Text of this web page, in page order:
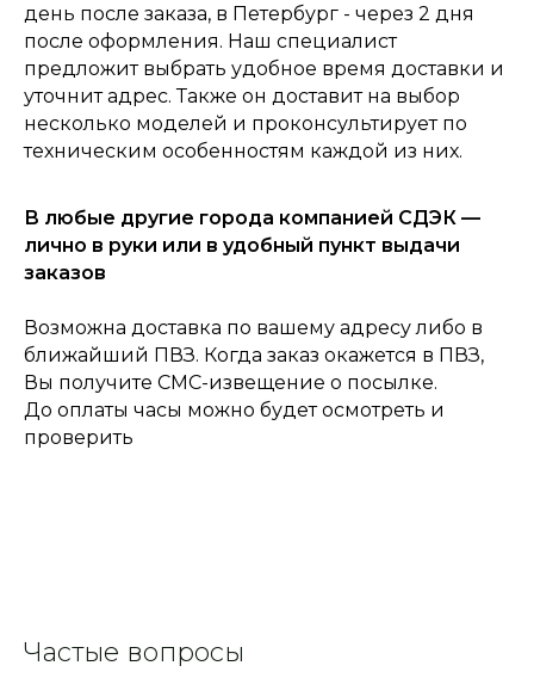
Главная Каталог
Консультация Корзина
0
день после заказа, в Петербург - через 2 дня
после оформления. Наш специалист
предложит выбрать удобное время доставки и
уточнит адрес. Также он доставит на выбор
несколько моделей и проконсультирует по
техническим особенностям каждой из них.
В любые другие города компанией СДЭК —
лично в руки или в удобный пункт выдачи
заказов
Возможна доставка по вашему адресу либо в
ближайший ПВЗ. Когда заказ окажется в ПВЗ,
Вы получите СМС-извещение о посылке.
До оплаты часы можно будет осмотреть и
проверить
Частые вопросы